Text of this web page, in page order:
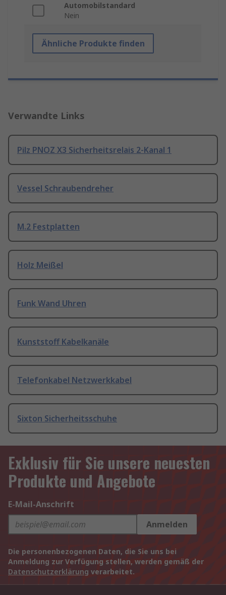
Automobilstandard
Nein
Ähnliche Produkte finden
Verwandte Links
Pilz PNOZ X3 Sicherheitsrelais 2-Kanal 1
Vessel Schraubendreher
M.2 Festplatten
Holz Meißel
Funk Wand Uhren
Kunststoff Kabelkanäle
Telefonkabel Netzwerkkabel
Sixton Sicherheitsschuhe
Exklusiv für Sie unsere neuesten
Produkte und Angebote
E-Mail-Anschrift
Anmelden
Die personenbezogenen Daten, die Sie uns bei
Anmeldung zur Verfügung stellen, werden gemäß der
Datenschutzerklärung verarbeitet.